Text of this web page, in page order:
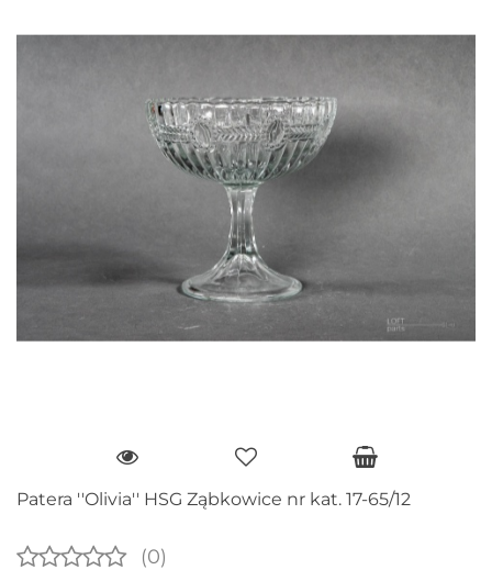
Patera ''Olivia'' HSG Ząbkowice nr kat. 17-65/12
(0)